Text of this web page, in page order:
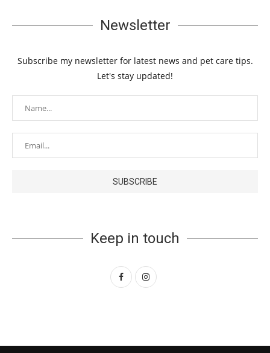
Newsletter
Subscribe my newsletter for latest news and pet care tips.
Let's stay updated!
Keep in touch